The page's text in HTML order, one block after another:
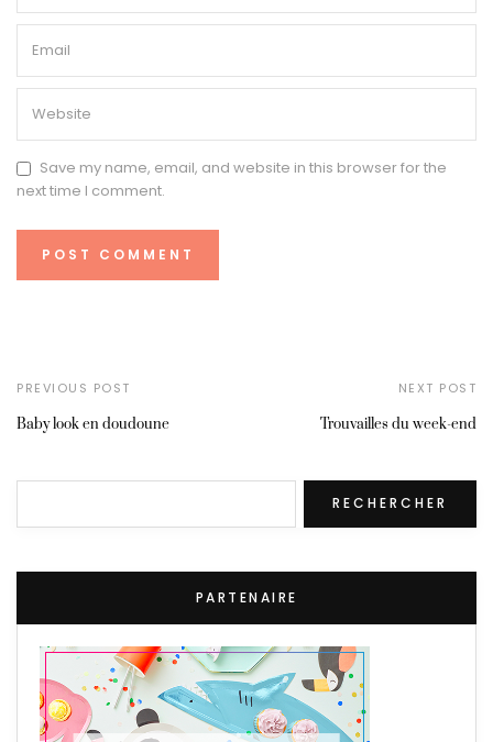
Save my name, email, and website in this browser for the
next time I comment.
PREVIOUS POST
Baby look en doudoune
NEXT POST
Trouvailles du week-end
RECHERCHER
PARTENAIRE